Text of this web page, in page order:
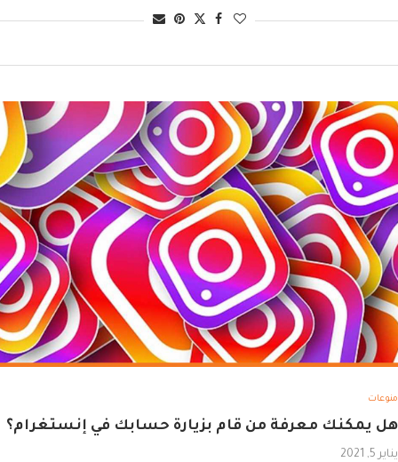
منوعات
هل يمكنك معرفة من قام بزيارة حسابك في إنستغرام؟
يناير 5, 2021